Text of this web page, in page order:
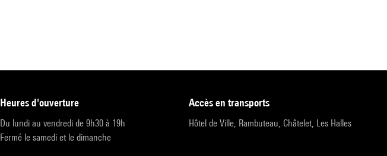
heures d'ouverture
Du lundi au vendredi de 9h30 à 19h
Fermé le samedi et le dimanche
accès en transports
Hôtel de Ville, Rambuteau, Châtelet, Les Halles